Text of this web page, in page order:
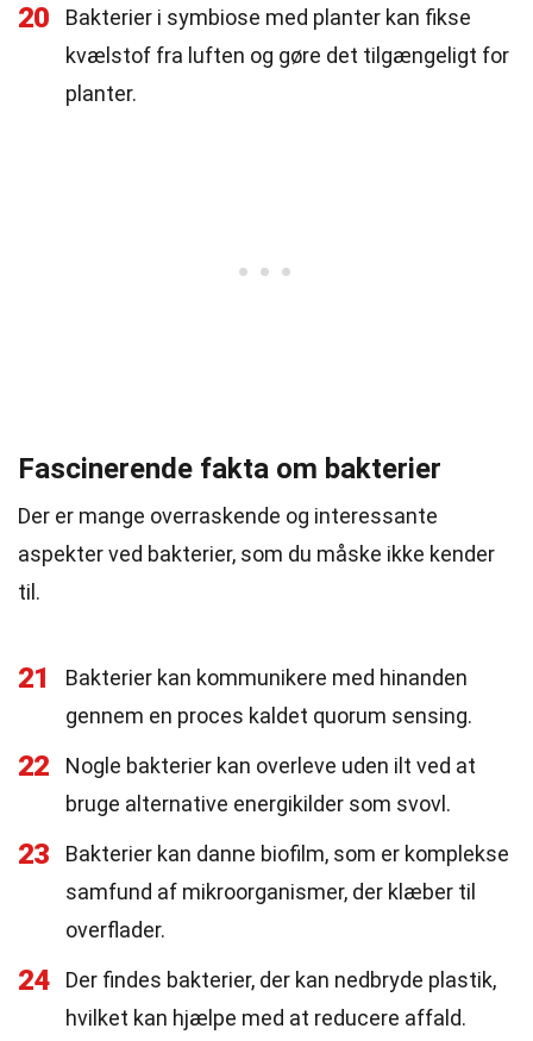
20
Bakterier i symbiose med planter kan fikse
kvælstof fra luften og gøre det tilgængeligt for
planter.
Fascinerende fakta om bakterier
Der er mange overraskende og interessante
aspekter ved bakterier, som du måske ikke kender
til.
21
Bakterier kan kommunikere med hinanden
gennem en proces kaldet quorum sensing.
22
Nogle bakterier kan overleve uden ilt ved at
bruge alternative energikilder som svovl.
23
Bakterier kan danne biofilm, som er komplekse
samfund af mikroorganismer, der klæber til
overflader.
24
Der findes bakterier, der kan nedbryde plastik,
hvilket kan hjælpe med at reducere affald.